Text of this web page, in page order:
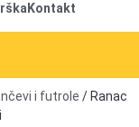
Kontakt
i futrole / Ranac